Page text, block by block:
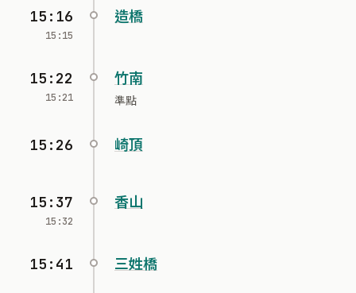
15:16
15:15
造橋
15:22
15:21
竹南
準點
15:26 崎頂
15:37
15:32
香山
15:41 三姓橋